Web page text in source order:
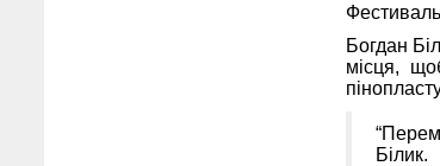
Богдан
місця,
Білик.